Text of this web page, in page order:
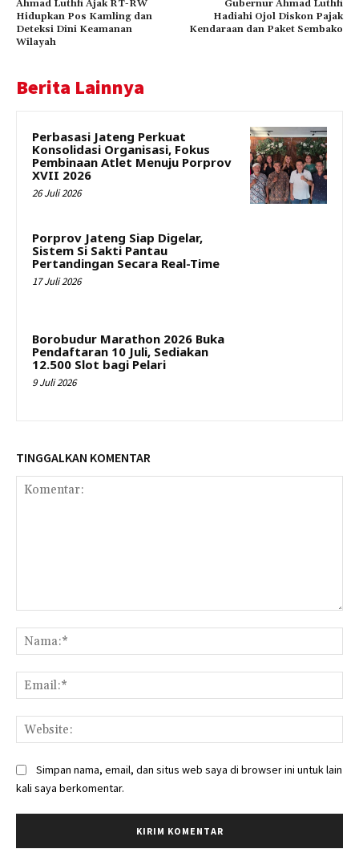
Ahmad Luthfi Ajak RT-RW
Hidupkan Pos Kamling dan
Deteksi Dini Keamanan
Wilayah
Gubernur Ahmad Luthfi
Hadiahi Ojol Diskon Pajak
Kendaraan dan Paket Sembako
Berita Lainnya
Perbasasi Jateng Perkuat
Konsolidasi Organisasi, Fokus
Pembinaan Atlet Menuju Porprov
XVII 2026
26 Juli 2026
Porprov Jateng Siap Digelar,
Sistem Si Sakti Pantau
Pertandingan Secara Real-Time
17 Juli 2026
Borobudur Marathon 2026 Buka
Pendaftaran 10 Juli, Sediakan
12.500 Slot bagi Pelari
9 Juli 2026
TINGGALKAN KOMENTAR
Simpan nama, email, dan situs web saya di browser ini untuk lain
kali saya berkomentar.